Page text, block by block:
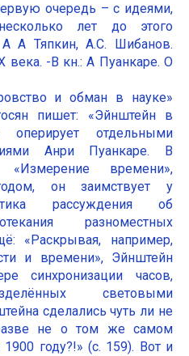
очередь – с идеями,
лет до этого
А Тяпкин, А.С. Шибанов.
века. -В кн.: А Пуанкаре. О
и обман в науке»
пишет: «Эйнштейн в
отдельными
Анри Пуанкаре. В
времени»,
он заимствует у
рассуждения об
разноместных
«Раскрывая, например,
и времени», Эйнштейн
синхронизации часов,
световыми
сделались чуть ли не
не о том же самом
году?!» (с. 159). Вот и